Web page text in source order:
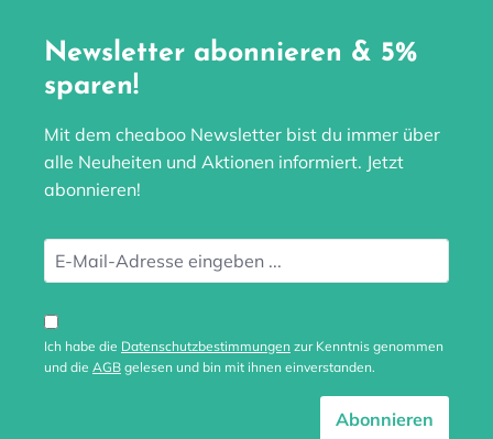
Newsletter abonnieren & 5%
sparen!
Mit dem cheaboo Newsletter bist du immer über
alle Neuheiten und Aktionen informiert. Jetzt
abonnieren!
Ich habe die Datenschutzbestimmungen zur Kenntnis genommen
und die AGB gelesen und bin mit ihnen einverstanden.
Abonnieren